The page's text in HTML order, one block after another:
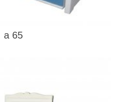
a 65